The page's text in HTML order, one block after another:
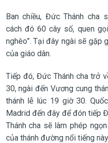
Ban chiều, Đức Thánh cha
cách đó 60 cây số, quen
nghèo”. Tại đây ngài sẽ gặp
của giáo dân.
Tiếp đó, Đức Thánh cha trở
30, ngài đến Vương cung
thánh lễ lúc 19 giờ 30.
Madrid đến đây để đón tiếp
Thánh cha sẽ làm phép
của thánh đường nổi tiếng